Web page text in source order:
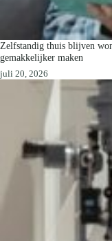
Zelfstandig thuis blijven
gemakkelijker maken
juli 20, 2026